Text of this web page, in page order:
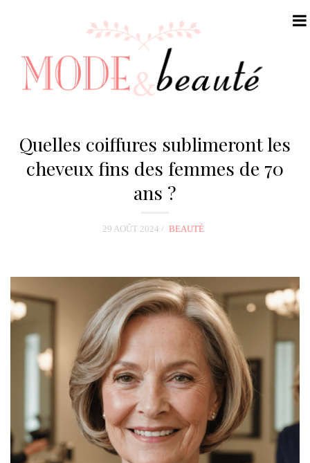
n
Quelles coiffures sublimeront les
cheveux fins des femmes de 70
ans ?
29 AOÛT 2024 BEAUTÉ